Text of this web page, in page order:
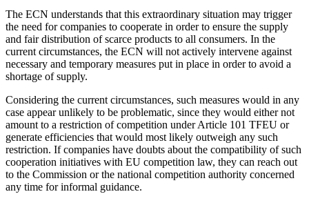
The ECN understands that this extraordinary situation may trigger
the need for companies to cooperate in order to ensure the supply
and fair distribution of scarce products to all consumers. In the
current circumstances, the ECN will not actively intervene against
necessary and temporary measures put in place in order to avoid a
shortage of supply.
Considering the current circumstances, such measures would in any
case appear unlikely to be problematic, since they would either not
amount to a restriction of competition under Article 101 TFEU or
generate efficiencies that would most likely outweigh any such
restriction. If companies have doubts about the compatibility of such
cooperation initiatives with EU competition law, they can reach out
to the Commission or the national competition authority concerned
any time for informal guidance.